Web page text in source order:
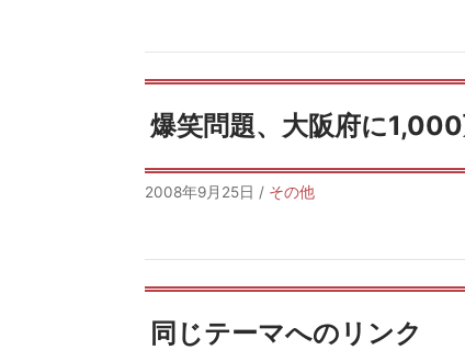
爆笑問題、大阪府に
2008年9月25日 / その他
同じテーマへのリンク